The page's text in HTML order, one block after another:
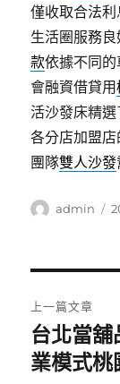
僅收取合法
生活圈服務
款依據不同
會融資借貸用
活沙發床精
各分店加盟
團隊雙人沙發
作
admin
章
導
上一篇文章
上
一
台北當
業模式桃